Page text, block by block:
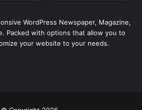
WordPress Newspaper, Magazine,
Packed with options that allow you to
your website to your needs.